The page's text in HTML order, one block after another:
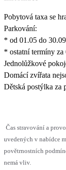
Pobytová taxa se
Parkování:
* od 01.05 do
* ostatní termíny
Jednolůžkové
Domácí zvířata
Dětská postýlka za
Čas stravování a
uvedených v nabídce
povětrnostních
nemá vliv.